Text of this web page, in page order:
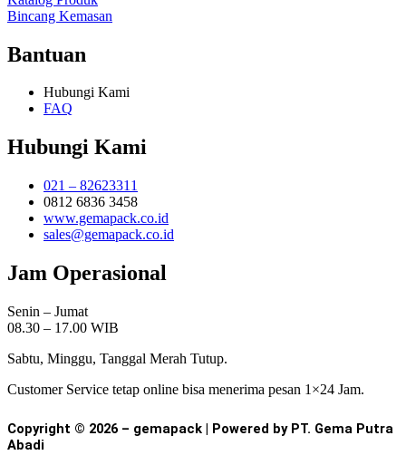
Bincang Kemasan
Bantuan
Hubungi Kami
FAQ
Hubungi Kami
021 – 82623311
0812 6836 3458
www.gemapack.co.id
sales@gemapack.co.id
Jam Operasional
Senin – Jumat
08.30 – 17.00 WIB
Sabtu, Minggu, Tanggal Merah Tutup.
Customer Service tetap online bisa menerima pesan 1×24 Jam.
Copyright © 2026 – gemapack | Powered by PT. Gema Putra
Abadi